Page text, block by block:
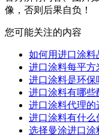
像，否则后果自负！
您可能关注的内容
如何用进口涂料
进口涂料每平方
进口涂料是环保
进口涂料有哪些
进口涂料代理的
进口涂料有什么
选择曼涂进口涂